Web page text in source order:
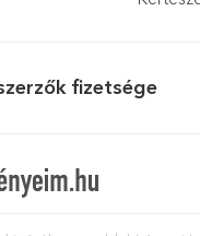
fizetsége